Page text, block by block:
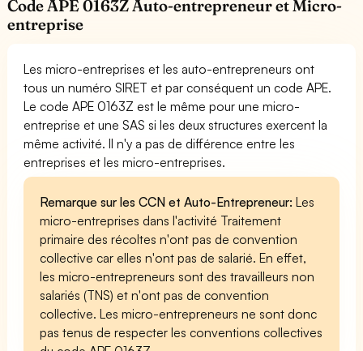
Code APE 0163Z Auto-entrepreneur et Micro-
entreprise
Les micro-entreprises et les auto-entrepreneurs ont
tous un numéro SIRET et par conséquent un code APE.
Le code APE 0163Z est le même pour une micro-
entreprise et une SAS si les deux structures exercent la
même activité. Il n'y a pas de différence entre les
entreprises et les micro-entreprises.
Remarque sur les CCN et Auto-Entrepreneur: Les
micro-entreprises dans l'activité Traitement
primaire des récoltes n'ont pas de convention
collective car elles n'ont pas de salarié. En effet,
les micro-entrepreneurs sont des travailleurs non
salariés (TNS) et n'ont pas de convention
collective. Les micro-entrepreneurs ne sont donc
pas tenus de respecter les conventions collectives